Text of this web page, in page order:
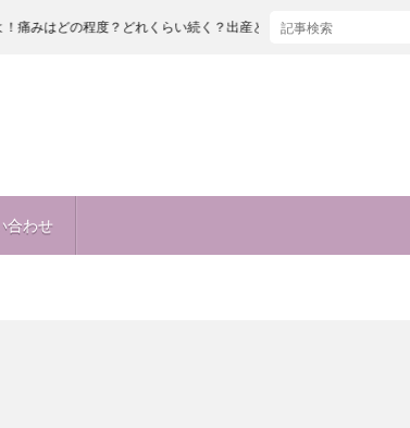
合わせ
どれくらい続く？出産とどっちが痛い！？麻酔も痛い！？